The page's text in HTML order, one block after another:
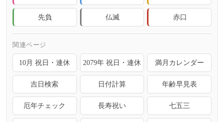
先負 仏滅 赤口
関連ページ
10月 祝日・連休 2079年 祝日・連休 満月カレンダー
吉日検索 日付計算 年齢早見表
厄年チェック 長寿祝い 七五三